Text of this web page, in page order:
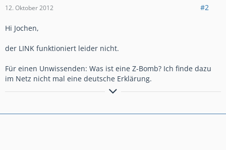
12. Oktober 2012 #2
Hi Jochen,
der LINK funktioniert leider nicht.
Für einen Unwissenden: Was ist eine Z-Bomb? Ich finde dazu
im Netz nicht mal eine deutsche Erklärung.
Ganz liebe Grüßle
Honda VFR1200XD / Garmin Zûmo660 FW5.20 CN Europe NT